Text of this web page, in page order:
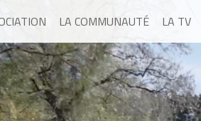
LA COMMUNAUTÉ LA TV